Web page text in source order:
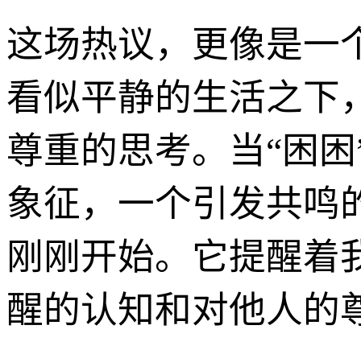
这场热议，更像是一
看似平静的生活之下
尊重的思考。当“困
象征，一个引发共鸣
刚刚开始。它提醒着
醒的认知和对他人的